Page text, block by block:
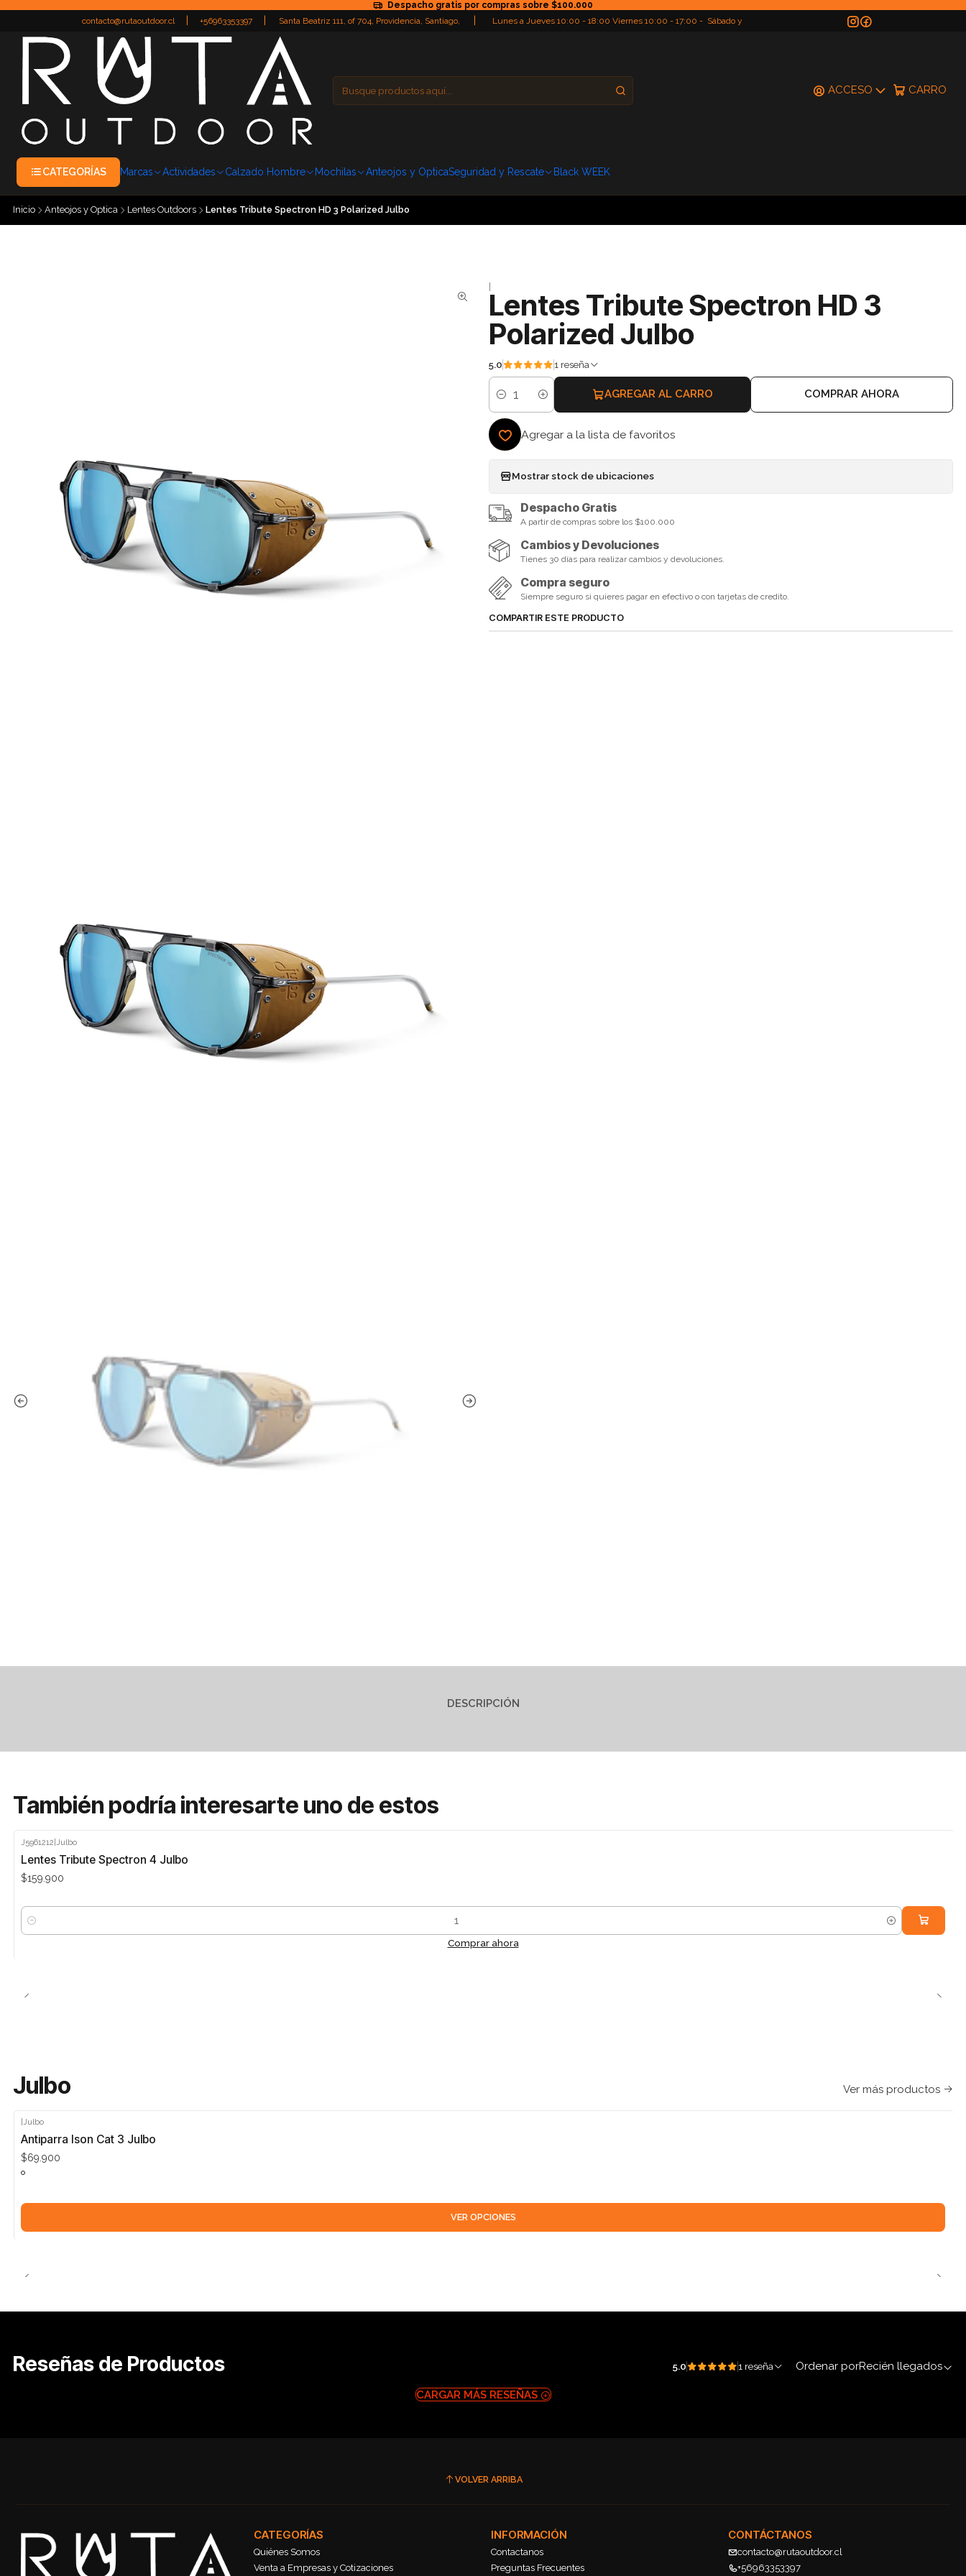
Despacho gratis por compras sobre $100.000
contacto@rutaoutdoor.cl
+56963353397
Santa Beatriz 111, of 704, Providencia, Santiago,
Lunes a Jueves 10:00 - 18:00 Viernes 10:00 - 17:00 - Sábado y
ACCESO CARRO
CATEGORÍAS Marcas Actividades Calzado Hombre Mochilas Anteojos y OpticaSeguridad y Rescate Black WEEK
Inicio Anteojos y Optica Lentes Outdoors Lentes Tribute Spectron HD 3 Polarized Julbo
|
Lentes Tribute Spectron HD 3
Polarized Julbo
5.0 1 reseña
Cantidad
AGREGAR AL CARRO COMPRAR AHORA
Agregar a la lista de favoritos
Mostrar stock de ubicaciones
Despacho Gratis
A partir de compras sobre los $100.000
Cambios y Devoluciones
Tienes 30 días para realizar cambios y devoluciones.
Compra seguro
Siempre seguro si quieres pagar en efectivo o con tarjetas de credito.
COMPARTIR ESTE PRODUCTO
DESCRIPCIÓN
También podría interesarte uno de estos
J5961212| Julbo
Lentes Tribute Spectron 4 Julbo
$159.900
Cantidad
Comprar ahora
Julbo Ver más productos
Julbo
Antiparra Ison Cat 3 Julbo
$69.900
VER OPCIONES
Reseñas de Productos 5.0 1 reseña Ordenar porRecién llegados
CARGAR MÁS RESEÑAS
VOLVER ARRIBA
CATEGORÍAS
Quiénes Somos
Venta a Empresas y Cotizaciones
INFORMACIÓN
Contactanos
Preguntas Frecuentes
CONTÁCTANOS
contacto@rutaoutdoor.cl
+56963353397